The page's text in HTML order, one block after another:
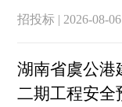
招投标 | 2026-08-06
湖南省虞公港
二期工程安全